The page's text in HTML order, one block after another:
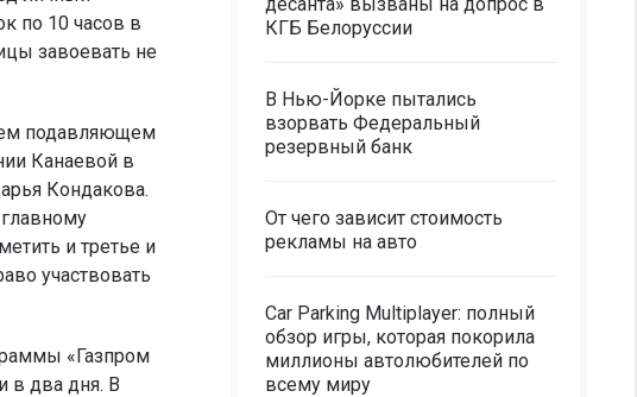
по 10 часов в
завоевать не
подавляющем
Канаевой в
Кондакова.
и третье и
участвовать
«Газпром
в два дня. В
КГБ Белоруссии
В Нью-Йорке пытались
взорвать Федеральный
резервный банк
От чего зависит стоимость
рекламы на авто
Car Parking Multiplayer: полный
обзор игры, которая покорила
миллионы автолюбителей по
всему миру